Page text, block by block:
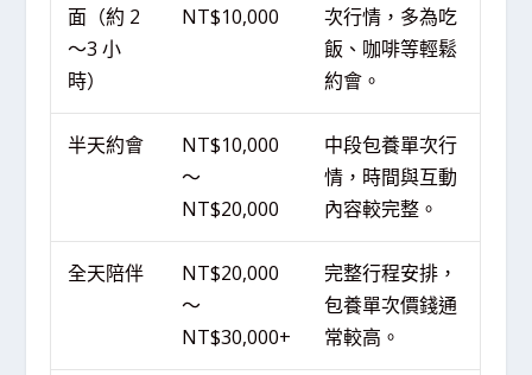
面（約 2
～3 小
時）
NT$10,000
次行情，多為吃
飯、咖啡等輕鬆
約會。
半天約會
NT$10,000
～
NT$20,000
中段包養單次行
情，時間與互動
內容較完整。
全天陪伴
NT$20,000
～
NT$30,000+
完整行程安排，
包養單次價錢通
常較高。